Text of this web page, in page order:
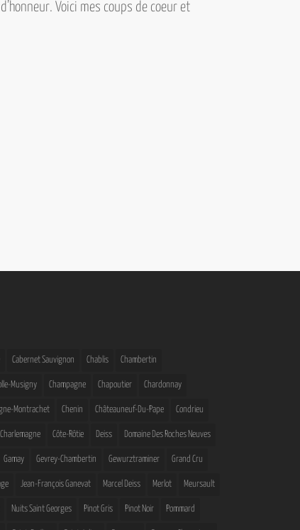
Voici mes coups de coeur et
Cabernet Sauvignon Chablis Chambertin
Musigny Champagne Chapoutier Chardonnay
Montrachet Chenin Châteauneuf-Du-Pape Condrieu
Côte-Rôtie Deiss Domaine Des Roches Neuves
Gamay Gevrey-Chambertin Gewurztraminer Grand Cru
Jean-François Ganevat Marcel Deiss Merlot Meursault
Nuits Saint Georges Pinot Gris Pinot Noir Pommard